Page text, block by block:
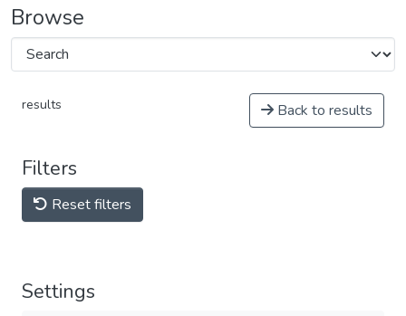
Browse
results Back to results
Filters
Reset filters
Settings